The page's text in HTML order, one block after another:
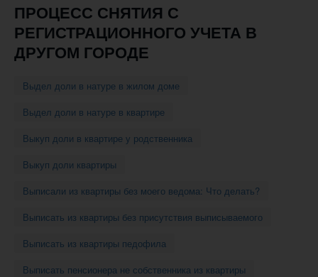
ПРОЦЕСС СНЯТИЯ С
РЕГИСТРАЦИОННОГО УЧЕТА В
ДРУГОМ ГОРОДЕ
Выдел доли в натуре в жилом доме
Выдел доли в натуре в квартире
Выкуп доли в квартире у родственника
Выкуп доли квартиры
Выписали из квартиры без моего ведома: Что делать?
Выписать из квартиры без присутствия выписываемого
Выписать из квартиры педофила
Выписать пенсионера не собственника из квартиры